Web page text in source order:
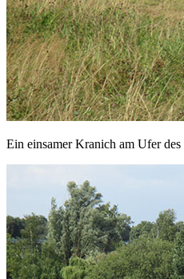
Ein einsamer Kranich am Ufer des